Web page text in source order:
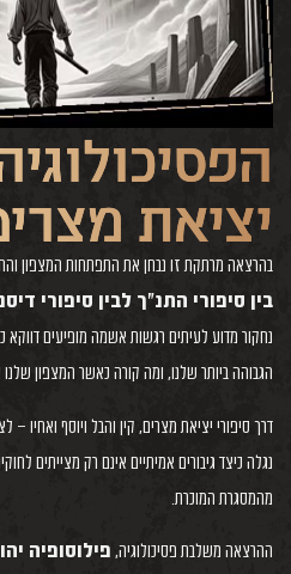
יציאת
בהרצאה מרתקת זו נבחן את התפתחות המצפון
בין סיפורי התנ״ך לבין סיפורי
נחקור מדוע לעיתים רגשות אשמה מופיעים
הגבוהה ביותר שלנו, ומה קורה כאשר המצפון שלנו
דרך סיפורי יציאת מצרים, קין והבל ויוסף ואחיו –
נגלה כיצד גיבורים אמיתיים אינם רק מצייתים
מהמסגרת המוכרת.
ההרצאה משלבת פסיכולוגיה,פילוסופיה